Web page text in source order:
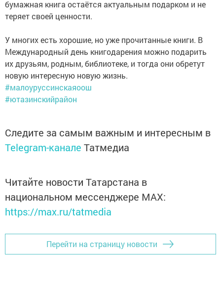
бумажная книга остаётся актуальным подарком и не
теряет своей ценности.
У многих есть хорошие, но уже прочитанные книги. В
Международный день книгодарения можно подарить
их друзьям, родным, библиотеке, и тогда они обретут
новую интересную новую жизнь.
#малоуруссинскаяоош
#ютазинскийрайон
Следите за самым важным и интересным в
Telegram-канале Татмедиа
Читайте новости Татарстана в
национальном мессенджере MАХ:
https://max.ru/tatmedia
Перейти на страницу новости